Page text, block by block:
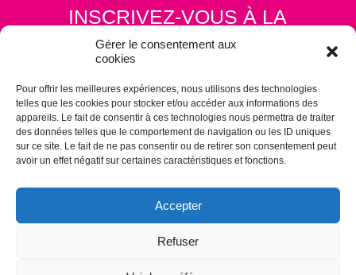
Gérer le consentement aux
cookies
Pour offrir les meilleures expériences, nous utilisons des technologies
telles que les cookies pour stocker et/ou accéder aux informations des
appareils. Le fait de consentir à ces technologies nous permettra de traiter
des données telles que le comportement de navigation ou les ID uniques
sur ce site. Le fait de ne pas consentir ou de retirer son consentement peut
avoir un effet négatif sur certaines caractéristiques et fonctions.
Accepter
Refuser
INSCRIVEZ-VOUS À LA
NEWSLETTER
S'ABONNER